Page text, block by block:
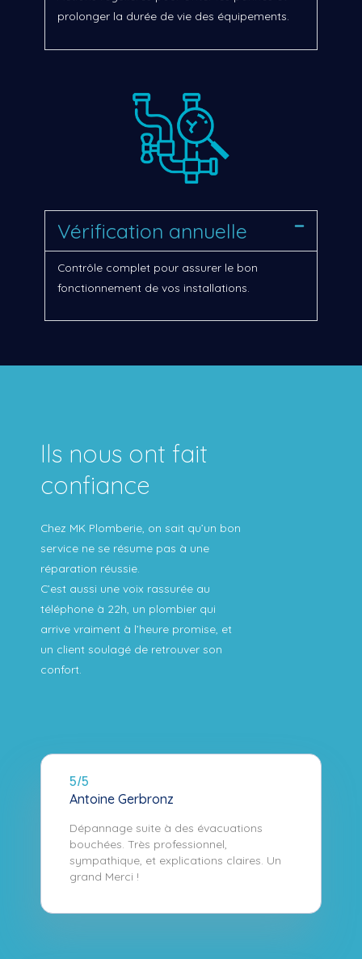
prolonger la durée de vie des équipements.
Vérification annuelle
Contrôle complet pour assurer le bon
fonctionnement de vos installations.
Ils nous ont fait
confiance
Chez MK Plomberie, on sait qu’un bon
service ne se résume pas à une
réparation réussie.
C’est aussi une voix rassurée au
téléphone à 22h, un plombier qui
arrive vraiment à l’heure promise, et
un client soulagé de retrouver son
confort.
5/5
Antoine Gerbronz
Dépannage suite à des évacuations
bouchées. Très professionnel,
sympathique, et explications claires. Un
grand Merci !